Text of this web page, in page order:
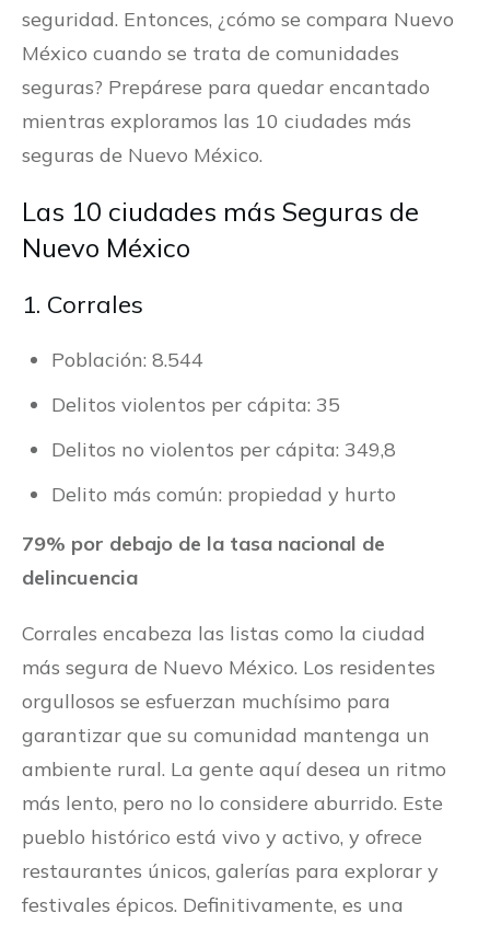
seguridad. Entonces, ¿cómo se compara Nuevo
México cuando se trata de comunidades
seguras? Prepárese para quedar encantado
mientras exploramos las 10 ciudades más
seguras de Nuevo México.
Las 10 ciudades más Seguras de
Nuevo México
1. Corrales
Población: 8.544
Delitos violentos per cápita: 35
Delitos no violentos per cápita: 349,8
Delito más común: propiedad y hurto
79% por debajo de la tasa nacional de
delincuencia
Corrales encabeza las listas como la ciudad
más segura de Nuevo México. Los residentes
orgullosos se esfuerzan muchísimo para
garantizar que su comunidad mantenga un
ambiente rural. La gente aquí desea un ritmo
más lento, pero no lo considere aburrido. Este
pueblo histórico está vivo y activo, y ofrece
restaurantes únicos, galerías para explorar y
festivales épicos. Definitivamente, es una